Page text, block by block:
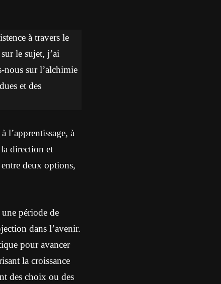
à travers le
le sujet, j’ai
nous sur l’alchimie
et des
l’apprentissage, à
direction et
deux options,
période de
dans l’avenir.
pour avancer
la croissance
des choix ou des